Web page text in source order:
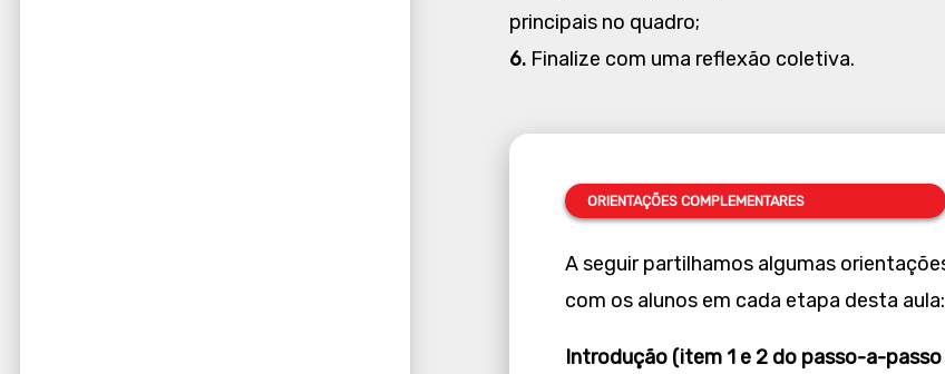
principais no quadro;
6. Finalize com uma reflexão coletiva.
ORIENTAÇÕES COMPLEMENTARES
A seguir partilhamos algumas
com os alunos em cada etapa desta aula:
Introdução (item 1 e 2 do passo-a-